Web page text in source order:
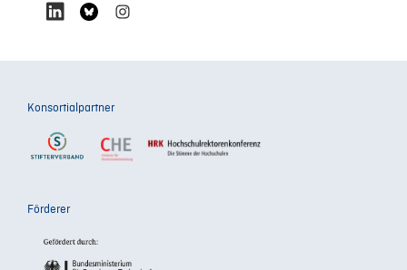
Konsortialpartner
Förderer